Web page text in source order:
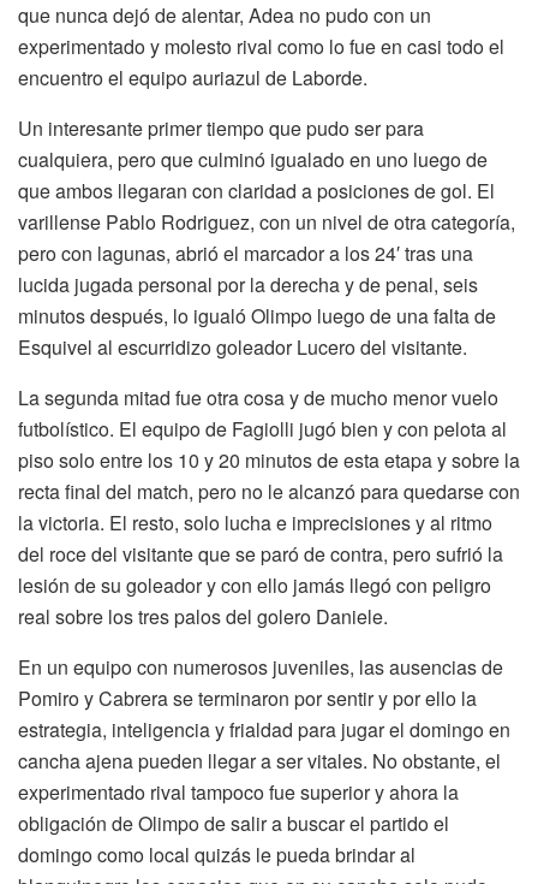
que nunca dejó de alentar, Adea no pudo con un
experimentado y molesto rival como lo fue en casi todo el
encuentro el equipo auriazul de Laborde.
Un interesante primer tiempo que pudo ser para
cualquiera, pero que culminó igualado en uno luego de
que ambos llegaran con claridad a posiciones de gol. El
varillense Pablo Rodriguez, con un nivel de otra categoría,
pero con lagunas, abrió el marcador a los 24′ tras una
lucida jugada personal por la derecha y de penal, seis
minutos después, lo igualó Olimpo luego de una falta de
Esquivel al escurridizo goleador Lucero del visitante.
La segunda mitad fue otra cosa y de mucho menor vuelo
futbolístico. El equipo de Fagiolli jugó bien y con pelota al
piso solo entre los 10 y 20 minutos de esta etapa y sobre la
recta final del match, pero no le alcanzó para quedarse con
la victoria. El resto, solo lucha e imprecisiones y al ritmo
del roce del visitante que se paró de contra, pero sufrió la
lesión de su goleador y con ello jamás llegó con peligro
real sobre los tres palos del golero Daniele.
En un equipo con numerosos juveniles, las ausencias de
Pomiro y Cabrera se terminaron por sentir y por ello la
estrategia, inteligencia y frialdad para jugar el domingo en
cancha ajena pueden llegar a ser vitales. No obstante, el
experimentado rival tampoco fue superior y ahora la
obligación de Olimpo de salir a buscar el partido el
domingo como local quizás le pueda brindar al